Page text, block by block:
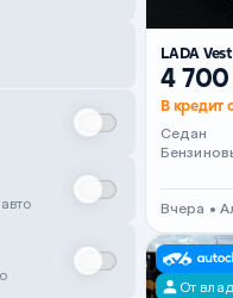
LADA
4
В кредит
Седан
Вчера •
От